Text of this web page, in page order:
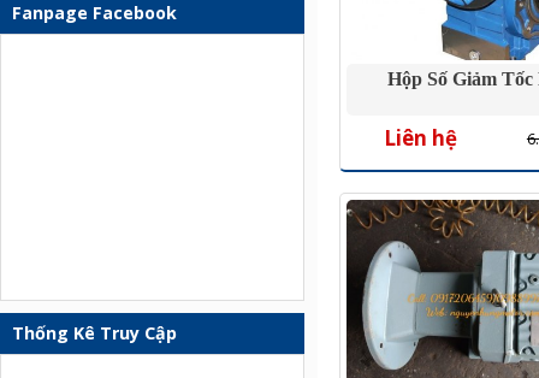
Fanpage Facebook
Thống Kê Truy Cập
Hộp Số Giảm
Liên hệ